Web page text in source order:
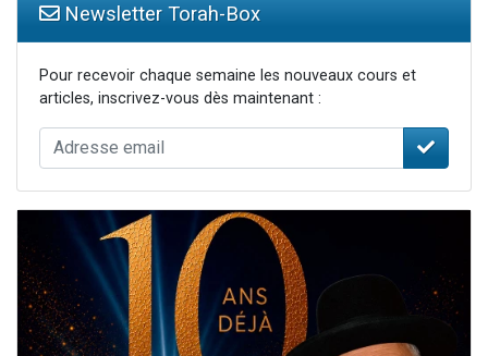
Newsletter Torah-Box
Pour recevoir chaque semaine les nouveaux cours et
articles, inscrivez-vous dès maintenant :